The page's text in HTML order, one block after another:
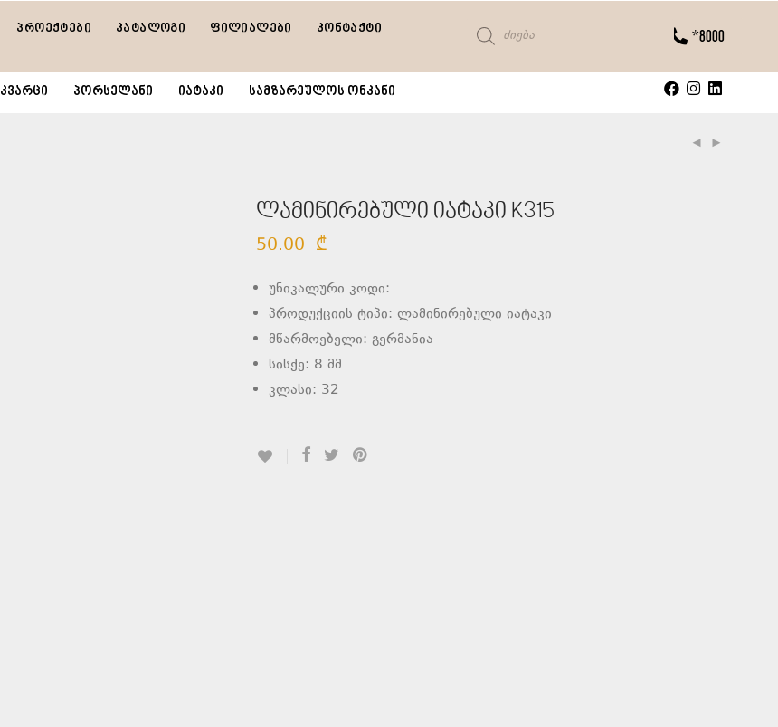
პროექტები კატალოგი ფილიალები
კონტაქტი
*8000
კვარცი პორსელანი იატაკი სამზარეულოს ონკანი
ლამინირებული იატაკი K315
50.00 ₾
უნიკალური კოდი:
პროდუქციის ტიპი: ლამინირებული იატაკი
მწარმოებელი: გერმანია
სისქე: 8 მმ
კლასი: 32